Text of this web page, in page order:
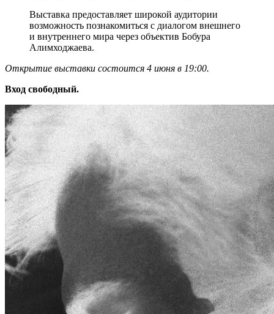
Выставка предоставляет широкой аудитории
возможность познакомиться с диалогом внешнего
и внутреннего мира через объектив Бобура
Алимходжаева.
Открытие выставки состоится 4 июня в 19:00.
Вход свободный.